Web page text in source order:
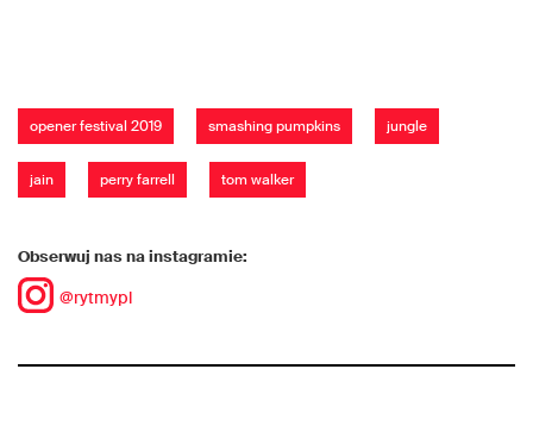
opener festival 2019 smashing pumpkins jungle
jain perry farrell tom walker
Obserwuj nas na instagramie:
@rytmypl